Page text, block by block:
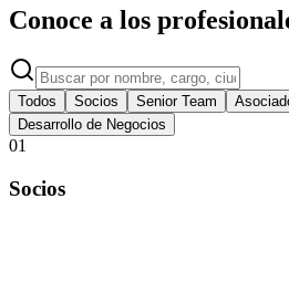
Conoce a los
Todos Socios Senior Team
Desarrollo de Negocios
01
Socios